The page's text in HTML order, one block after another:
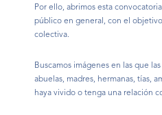
Por ello, abrimos esta
público en general, con el
colectiva.
Buscamos imágenes en las que
abuelas, madres, hermanas, tías,
haya vivido o tenga una relación